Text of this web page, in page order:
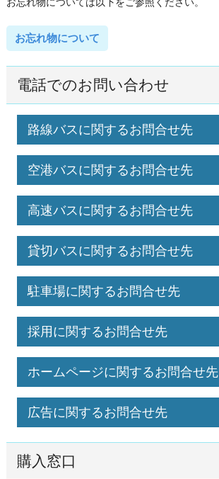
お忘れ物については以下をご参照ください。
お忘れ物について
電話でのお問い合わせ
路線バスに関するお問合せ先
空港バスに関するお問合せ先
高速バスに関するお問合せ先
貸切バスに関するお問合せ先
駐車場に関するお問合せ先
採用に関するお問合せ先
ホームページに関するお問合せ先
広告に関するお問合せ先
購入窓口